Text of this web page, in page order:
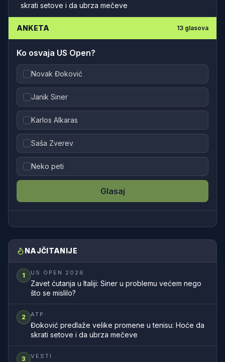
skrati setove i da ubrza mečeve
ANKETA 13 glasova
Ko osvaja US Open?
Novak Đoković
Janik Siner
Karlos Alkaras
Saša Zverev
Neko peti
Glasaj
NAJČITANIJE
1 US OPEN 2026
Zavet ćutanja u Italiji: Siner u problemu većem nego
što se mislilo?
2 ATP
Đoković predlaže velike promene u tenisu: Hoće da
skrati setove i da ubrza mečeve
3 VESTI